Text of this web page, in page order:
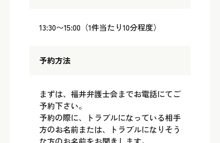
13:30〜15:00（1件当たり10分程度）
予約方法
まずは、福井弁護士会までお電話にてご
予約下さい。
予約の際に、トラブルになっている相手
方のお名前または、トラブルになりそう